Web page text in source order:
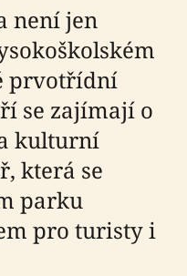
není jen
prvotřídní
se zajímají o
kulturní
která se
parku
pro turisty i